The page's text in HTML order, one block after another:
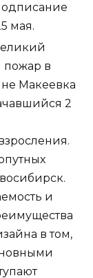
мая.
в
Макеевка
2
и
в том,